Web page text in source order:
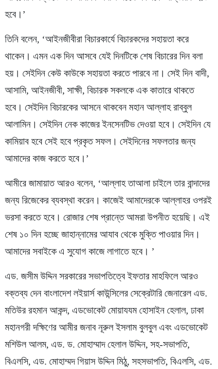
হবে।’
তিনি বলেন, ‘আইনজীবীরা বিচারকার্যে বিচারকদের সহায়তা করে
থাকেন। এমন এক দিন আসবে যেই দিনটিকে শেষ বিচারের দিন বলা
হয়। সেইদিন কেউ কাউকে সহায়তা করতে পারবে না। সেই দিন বাদী,
আসামি, আইনজীবী, সাক্ষী, বিচারক সকলকে এক কাতারে থাকতে
হবে। সেইদিন বিচারকের আসনে থাকবেন মহান আল্লাহ রাব্বুল
আলামিন। সেইদিন নেক কাজের ইনসেনটিভ দেওয়া হবে। সেইদিন যে
কামিয়াব হবে সেই হবে প্রকৃত সফল। সেইদিনের সফলতার জন্য
আমাদের কাজ করতে হবে।’
আমীরে জামায়াত আরও বলেন, ‘আল্লাহ তাআলা চাইলে তার বান্দাদের
জন্য রিজেকের ব্যবস্থা করেন। কাজেই আমাদেরকে আল্লাহর ওপরই
ভরসা করতে হবে। রোজার শেষ প্রান্তে আমরা উপনীত হয়েছি। এই
শেষ ১০ দিন হচ্ছে জাহান্নামের আযাব থেকে মুক্তি পাওয়ার দিন।
আমাদের সবাইকে এ সুযোগ কাজে লাগাতে হবে। ’
এড. জসীম উদ্দিন সরকারের সভাপতিত্বে ইফতার মাহফিলে আরও
বক্তব্য দেন বাংলাদেশ লইয়ার্স কাউন্সিলের সেক্রেটারি জেনারেল এড.
মতিউর রহমান আকন্দ, এডভোকেট মোয়াযযম হোসাইন হেলাল, ঢাকা
মহানগরী দক্ষিণের আমীর জনাব নূরুল ইসলাম বুলবুল এবং এডভোকেট
মশিউল আলম, এড. ড. মোহাম্মাদ হেলাল উদ্দিন, সহ-সভাপতি,
বিএলসি, এড. মোহাম্মদ গিয়াস উদ্দিন মিঠু, সহসভাপতি, বিএলসি, এড.